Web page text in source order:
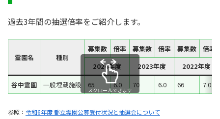
過去3年間の抽選倍率をご紹介します。
霊園名 種別
募集数 倍率 募集数 倍率 募集数
倍率
2024年度
2023年度
2022年度
谷中霊園
一般埋蔵施設 65 6.0 70 6.0 66 7.0
スクロールできます
参照： 令和6年度 都立霊園公募受付状況と抽選会について